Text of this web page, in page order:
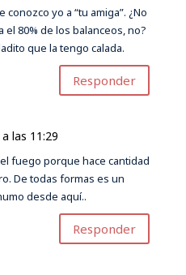
conozco yo a “tu amiga”. ¿No
el 80% de los balanceos, no?
que la tengo calada.
Responder
las 11:29
fuego porque hace cantidad
De todas formas es un
desde aquí..
Responder